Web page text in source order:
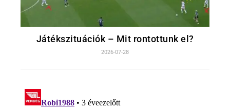
Játékszituációk – Mit rontottunk el?
2026-07-28